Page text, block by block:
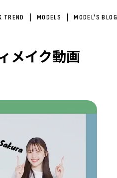
TREND MODELS MODEL'S BLOG
メイク動画